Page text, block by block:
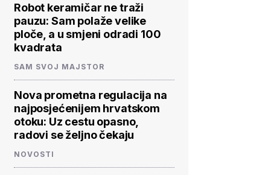
Robot keramičar ne traži
pauzu: Sam polaže velike
ploče, a u smjeni odradi 100
kvadrata
SAM SVOJ MAJSTOR
Nova prometna regulacija na
najposjećenijem hrvatskom
otoku: Uz cestu opasno,
radovi se željno čekaju
NOVOSTI